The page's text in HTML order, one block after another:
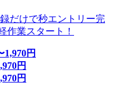
だけで秒エントリー完
作業スタート！
1,970円
円
円